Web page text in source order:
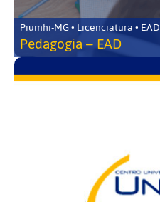
Piumhi-MG • Licenciatura • EAD
Pedagogia – EAD